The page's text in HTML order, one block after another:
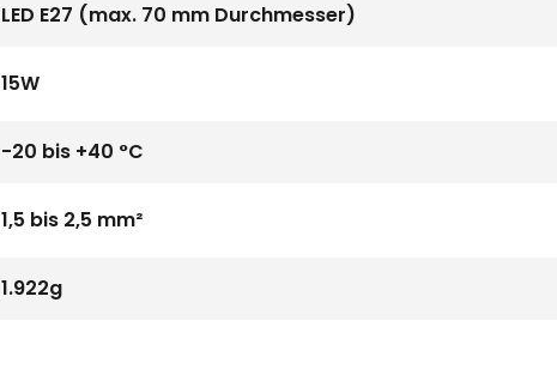
LED E27 (max. 70 mm Durchmesser)
15W
-20 bis +40 °C
1,5 bis 2,5 mm²
1.922g